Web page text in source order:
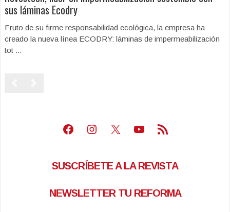
sus láminas Ecodry
Fruto de su firme responsabilidad ecológica, la empresa ha
creado la nueva línea ECODRY: láminas de impermeabilización
tot ...
Facebook
Instagram
X Youtube
Feed RSS
SUSCRÍBETE A LA REVISTA
NEWSLETTER TU REFORMA